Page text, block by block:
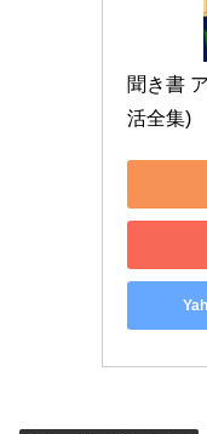
聞き書
活全集)